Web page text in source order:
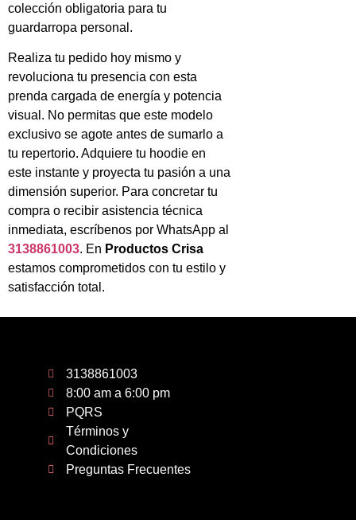
colección obligatoria para tu
guardarropa personal.
Realiza tu pedido hoy mismo y
revoluciona tu presencia con esta
prenda cargada de energía y potencia
visual. No permitas que este modelo
exclusivo se agote antes de sumarlo a
tu repertorio. Adquiere tu hoodie en
este instante y proyecta tu pasión a una
dimensión superior. Para concretar tu
compra o recibir asistencia técnica
inmediata, escríbenos por WhatsApp al
3138861003. En Productos Crisa
estamos comprometidos con tu estilo y
satisfacción total.
3138861003
8:00 am a 6:00 pm
PQRS
Términos y
Condiciones
Preguntas Frecuentes